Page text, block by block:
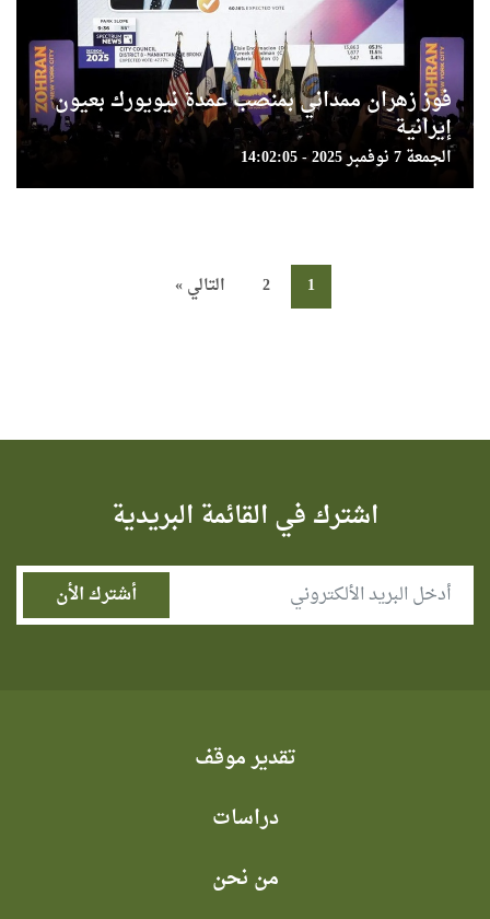
فوز زهران ممداني بمنصب عمدة نيويورك بعيون
إيرانية
الجمعة 7 نوفمبر 2025 - 14:02:05
1
2 التالي »
اشترك في القائمة البريدية
تقدير موقف
دراسات
من نحن